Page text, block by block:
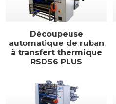
Découpeuse
automatique de ruban
à transfert thermique
RSDS6 PLUS